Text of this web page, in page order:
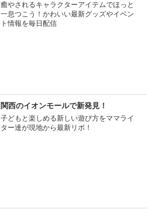
癒やされるキャラクターアイテムでほっと
一息つこう！かわいい最新グッズやイベン
ト情報を毎日配信
関西のイオンモールで新発見！
子どもと楽しめる新しい遊び方をママライ
ター達が現地から最新リポ！